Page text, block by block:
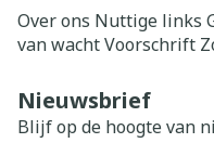
Over ons Nuttige links
van wachtVoorschrift
Nieuwsbrief
Blijf op de hoogte van